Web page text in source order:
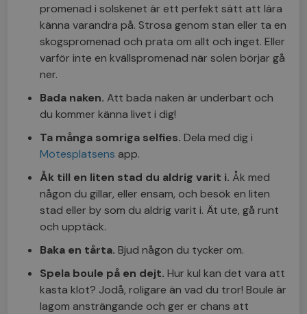
promenad i solskenet är ett perfekt sätt att lära
känna varandra på. Strosa genom stan eller ta en
skogspromenad och prata om allt och inget. Eller
varför inte en kvällspromenad när solen börjar gå
ner.
Bada naken. Att bada naken är underbart och
du kommer känna livet i dig!
Ta många somriga selfies. Dela med dig i
Mötesplatsens app.
Åk till en liten stad du aldrig varit i. Åk med
någon du gillar, eller ensam, och besök en liten
stad eller by som du aldrig varit i. Ät ute, gå runt
och upptäck.
Baka en tårta. Bjud någon du tycker om.
Spela boule på en dejt. Hur kul kan det vara att
kasta klot? Jodå, roligare än vad du tror! Boule är
lagom ansträngande och ger er chans att